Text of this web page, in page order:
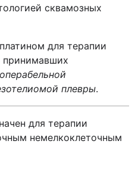
сквамозных
для терапии
принимавших
плевры.
для терапии
немелкоклеточным